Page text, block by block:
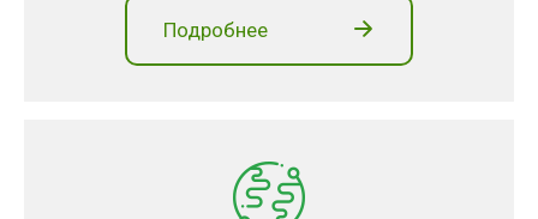
Подробнее